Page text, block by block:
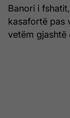
Banori i
kasafortë pas
vetëm gjashtë